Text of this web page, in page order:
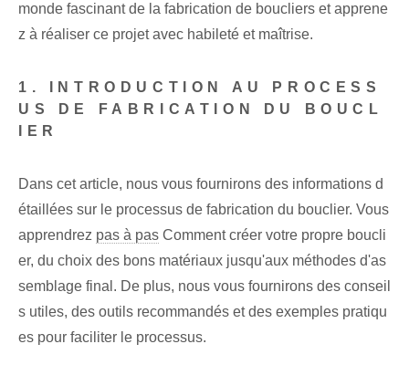
monde fascinant de la fabrication de boucliers et apprene
z à réaliser ce projet avec habileté et maîtrise.
1. INTRODUCTION AU PROCESS
US DE FABRICATION DU BOUCL
IER
Dans cet article, nous vous fournirons des informations d
étaillées sur le processus de fabrication du bouclier. Vous
apprendrez pas à pas Comment créer votre propre boucli
er, du choix des bons matériaux jusqu'aux méthodes d'as
semblage final. De plus, nous vous fournirons des conseil
s utiles, des outils recommandés et des exemples pratiqu
es pour faciliter le processus.